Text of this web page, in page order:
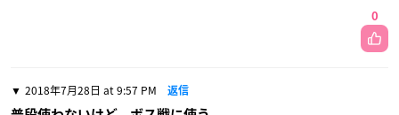
0
2018年7月28日 at 9:57 PM 返信